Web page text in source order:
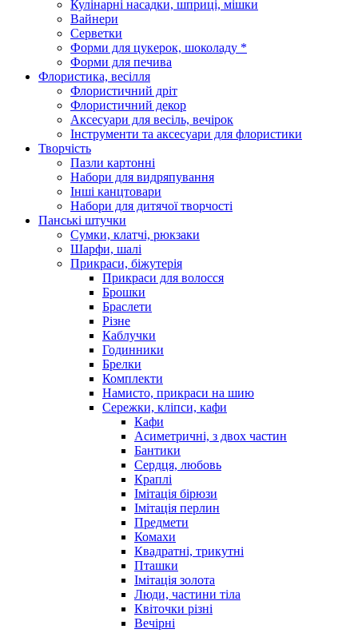
Кулінарні насадки, шприці, мішки
Вайнери
Серветки
Форми для цукерок, шоколаду *
Форми для печива
Флористика, весілля
Флористичний дріт
Флористичний декор
Аксесуари для весіль, вечірок
Інструменти та аксесуари для флористики
Творчість
Пазли картонні
Набори для видряпування
Інші канцтовари
Набори для дитячої творчості
Панські штучки
Сумки, клатчі, рюкзаки
Шарфи, шалі
Прикраси, біжутерія
Прикраси для волосся
Брошки
Браслети
Різне
Каблучки
Годинники
Брелки
Комплекти
Намисто, прикраси на шию
Сережки, кліпси, кафи
Кафи
Асиметричні, з двох частин
Бантики
Сердця, любовь
Краплі
Імітація бірюзи
Імітація перлин
Предмети
Комахи
Квадратні, трикутні
Пташки
Імітація золота
Люди, частини тіла
Квіточки різні
Вечірні